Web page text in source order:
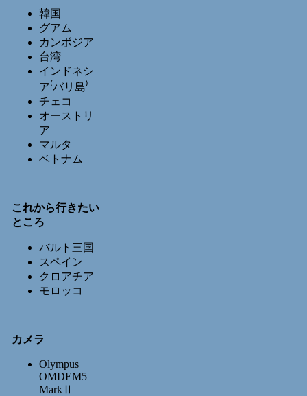
韓国
グアム
カンボジア
台湾
インドネシ
ア⁽バリ島⁾
チェコ
オーストリ
ア
マルタ
ベトナム
これから行きたい
ところ
バルト三国
スペイン
クロアチア
モロッコ
カメラ
Olympus
OMDEM5
MarkⅡ